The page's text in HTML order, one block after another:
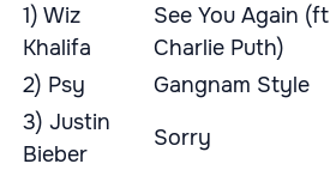
1) Wiz
Khalifa
See You Again (ft
Charlie Puth)
2) Psy Gangnam Style
3) Justin
Bieber
Sorry